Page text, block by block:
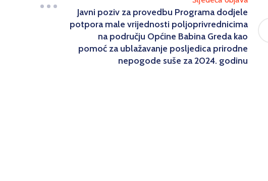
Javni poziv za provedbu Programa dodjele
potpora male vrijednosti poljoprivrednicima
na području Općine Babina Greda kao
pomoć za ublažavanje posljedica prirodne
nepogode suše za 2024. godinu